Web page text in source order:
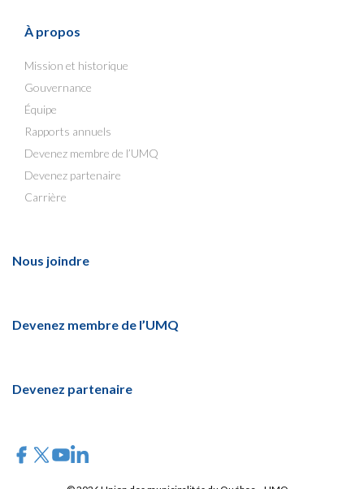
À propos
Mission et historique
Gouvernance
Équipe
Rapports annuels
Devenez membre de l’UMQ
Devenez partenaire
Carrière
Nous joindre
Devenez membre de l’UMQ
Devenez partenaire